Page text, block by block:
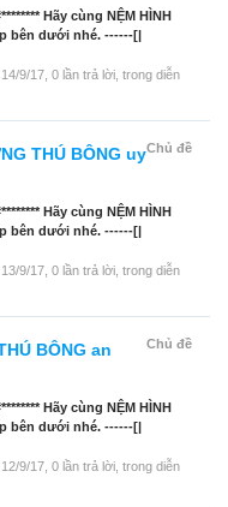
Hãy cùng NỆM HÌNH
bên dưới nhé. ------[|
14/9/17 , 0 lần trả lời, trong diễn
Chủ đề
THÚ BÔNG uy
Hãy cùng NỆM HÌNH
bên dưới nhé. ------[|
13/9/17 , 0 lần trả lời, trong diễn
Chủ đề
BÔNG an
Hãy cùng NỆM HÌNH
bên dưới nhé. ------[|
12/9/17 , 0 lần trả lời, trong diễn